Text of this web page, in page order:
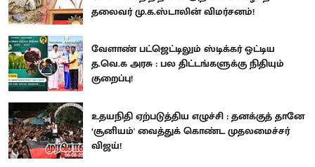
தலைவர் மு.க.ஸ்டாலின் விமர்சனம்!
வேளாண் பட்ஜெட்டிலும் ஸ்டிக்கர் ஒட்டிய
த.வெ.க அரசு : பல திட்டங்களுக்கு நிதியும்
குறைப்பு!
உதயநிதி ஏற்படுத்திய எழுச்சி : தனக்குத் தானே
‘சூனியம்' வைத்துக் கொண்ட முதலமைச்சர்
விஜய்!